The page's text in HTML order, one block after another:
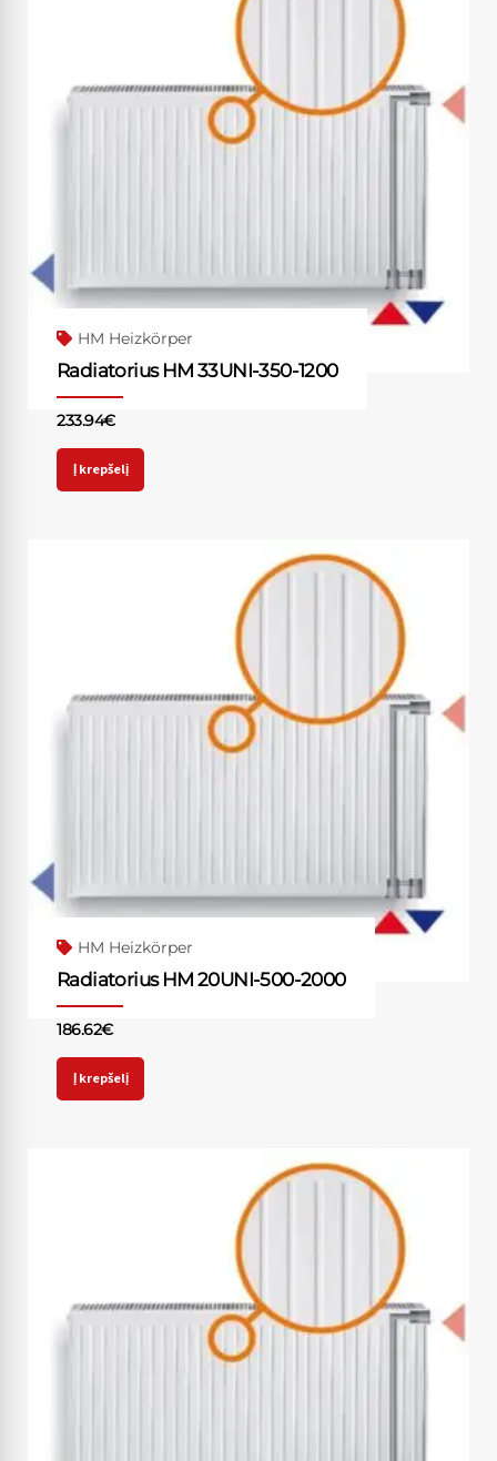
HM Heizkörper
Radiatorius HM 33UNI-350-1200
233.94€
Į krepšelį
HM Heizkörper
Radiatorius HM 20UNI-500-2000
186.62€
Į krepšelį